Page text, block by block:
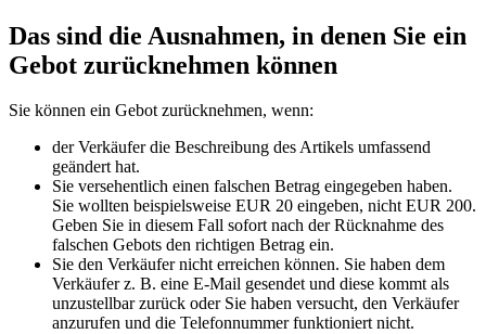
Das sind die Ausnahmen, in denen Sie ein
Gebot zurücknehmen können
Sie können ein Gebot zurücknehmen, wenn:
der Verkäufer die Beschreibung des Artikels umfassend
geändert hat.
Sie versehentlich einen falschen Betrag eingegeben haben.
Sie wollten beispielsweise EUR 20 eingeben, nicht EUR 200.
Geben Sie in diesem Fall sofort nach der Rücknahme des
falschen Gebots den richtigen Betrag ein.
Sie den Verkäufer nicht erreichen können. Sie haben dem
Verkäufer z. B. eine E-Mail gesendet und diese kommt als
unzustellbar zurück oder Sie haben versucht, den Verkäufer
anzurufen und die Telefonnummer funktioniert nicht.